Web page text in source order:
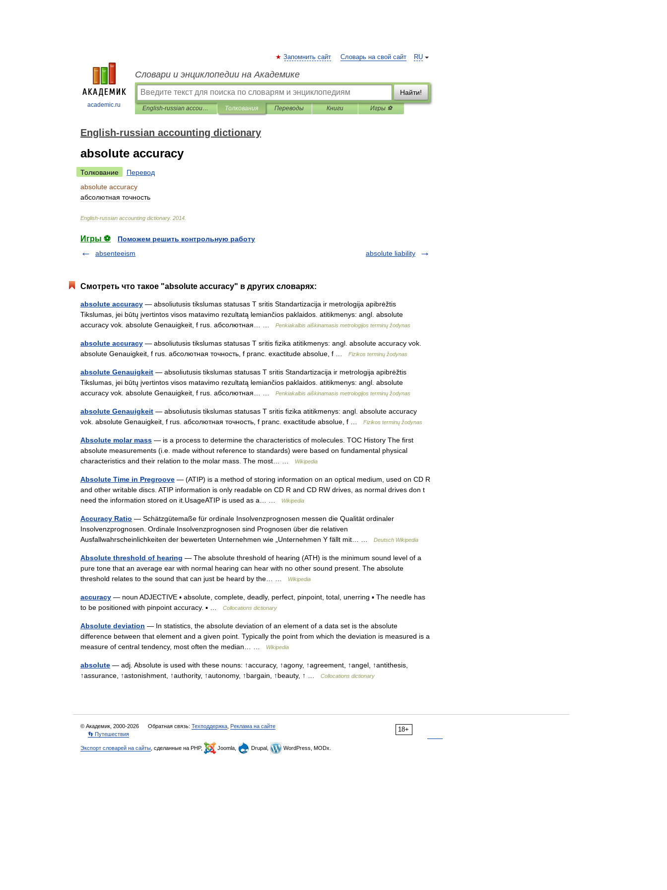
academic.ru
RU
Запомнить сайт Словарь на свой сайт
Словари и энциклопедии на Академике
Найти!
English-russian accounting dictionary Толкования Переводы Книги Игры ⚽
English-russian accounting dictionary
absolute accuracy
Толкование
Перевод
absolute accuracy
абсолютная точность
English-russian accounting dictionary. 2014
Игры ⚽
Поможем решить контрольную работу
absenteeism
absolute liability
Смотреть что такое "absolute accuracy" в других словарях:
absolute accuracy — absoliutusis tikslumas statusas T sritis Standartizacija ir metrologija apibrėžtis
Tikslumas, jei būtų įvertintos visos matavimo rezultatą lemiančios paklaidos. atitikmenys: angl. absolute
accuracy vok. absolute Genauigkeit, f rus. абсолютная… …
Penkiakalbis aiškinamasis metrologijos terminų žodynas
absolute accuracy — absoliutusis tikslumas statusas T sritis fizika atitikmenys: angl. absolute accuracy vok.
absolute Genauigkeit, f rus. абсолютная точность, f pranc. exactitude absolue, f …
Fizikos terminų žodynas
absolute Genauigkeit — absoliutusis tikslumas statusas T sritis Standartizacija ir metrologija apibrėžtis
Tikslumas, jei būtų įvertintos visos matavimo rezultatą lemiančios paklaidos. atitikmenys: angl. absolute
accuracy vok. absolute Genauigkeit, f rus. абсолютная… …
Penkiakalbis aiškinamasis metrologijos terminų žodynas
absolute Genauigkeit — absoliutusis tikslumas statusas T sritis fizika atitikmenys: angl. absolute accuracy
vok. absolute Genauigkeit, f rus. абсолютная точность, f pranc. exactitude absolue, f …
Fizikos terminų žodynas
Absolute molar mass — is a process to determine the characteristics of molecules. TOC History The first
absolute measurements (i.e. made without reference to standards) were based on fundamental physical
characteristics and their relation to the molar mass. The most… …
Wikipedia
Absolute Time in Pregroove — (ATIP) is a method of storing information on an optical medium, used on CD R
and other writable discs. ATIP information is only readable on CD R and CD RW drives, as normal drives don t
need the information stored on it.UsageATIP is used as a… …
Wikipedia
Accuracy Ratio — Schätzgütemaße für ordinale Insolvenzprognosen messen die Qualität ordinaler
Insolvenzprognosen. Ordinale Insolvenzprognosen sind Prognosen über die relativen
Ausfallwahrscheinlichkeiten der bewerteten Unternehmen wie „Unternehmen Y fällt mit… …
Deutsch Wikipedia
Absolute threshold of hearing — The absolute threshold of hearing (ATH) is the minimum sound level of a
pure tone that an average ear with normal hearing can hear with no other sound present. The absolute
threshold relates to the sound that can just be heard by the… …
Wikipedia
accuracy — noun ADJECTIVE ▪ absolute, complete, deadly, perfect, pinpoint, total, unerring ▪ The needle has
to be positioned with pinpoint accuracy. ▪ …
Collocations dictionary
Absolute deviation — In statistics, the absolute deviation of an element of a data set is the absolute
difference between that element and a given point. Typically the point from which the deviation is measured is a
measure of central tendency, most often the median… …
Wikipedia
absolute — adj. Absolute is used with these nouns: ↑accuracy, ↑agony, ↑agreement, ↑angel, ↑antithesis,
↑assurance, ↑astonishment, ↑authority, ↑autonomy, ↑bargain, ↑beauty, ↑ …
Collocations dictionary
18+
© Академик, 2000-2026 Обратная связь: Техподдержка Реклама на сайте
👣 Путешествия
Экспорт словарей на сайты , сделанные на PHP, Joomla, Drupal, WordPress, MODx.